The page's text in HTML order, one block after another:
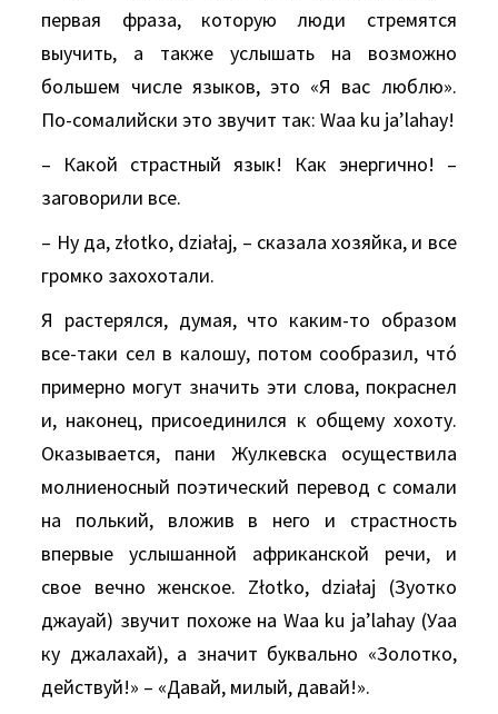
первая фраза, которую люди стремятся
выучить, а также услышать на возможно
большем числе языков, это «Я вас люблю».
По-сомалийски это звучит так: Waa ku ja’lahay!
– Какой страстный язык! Как энергично! –
заговорили все.
– Ну да, złotko, działaj, – сказала хозяйка, и все
громко захохотали.
Я растерялся, думая, что каким-то образом
все-таки сел в калошу, потом сообразил, чтó
примерно могут значить эти слова, покраснел
и, наконец, присоединился к общему хохоту.
Оказывается, пани Жулкевска осуществила
молниеносный поэтический перевод с сомали
на полький, вложив в него и страстность
впервые услышанной африканской речи, и
свое вечно женское. Złotko, działaj (Зуотко
джауай) звучит похоже на Waa ku ja’lahay (Уаа
ку джалахай), а значит буквально «Золотко,
действуй!» – «Давай, милый, давай!».